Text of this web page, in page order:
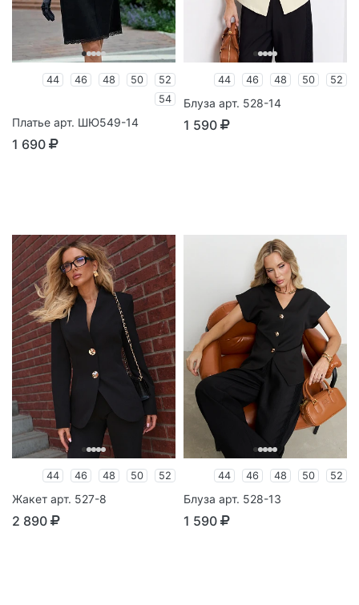
44 46 48 50
52
54
Платье арт. ШЮ549-14
1 690
44 46 48 50 52
Блуза арт. 528-14
1 590
44 46 48 50 52
Жакет арт. 527-8
2 890
44 46 48 50 52
Блуза арт. 528-13
1 590